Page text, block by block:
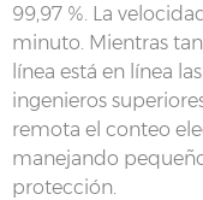
99,97 %. La
minuto. Mientras
línea está en línea
ingenieros
remota el conteo
manejando
protección.